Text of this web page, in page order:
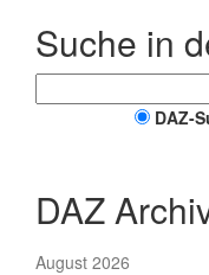
Suche in
DAZ-
DAZ
August 2026